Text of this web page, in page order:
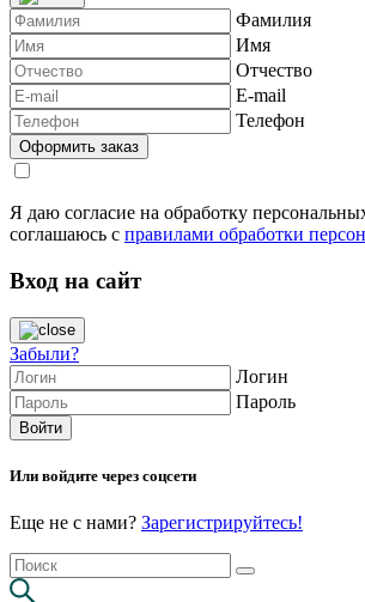
Фамилия
Имя
Отчество
E-mail
Телефон
Я даю согласие на обработку
соглашаюсь с правилами обработки
Вход на сайт
Забыли?
Логин
Пароль
Или войдите через соцсети
Еще не с нами? Зарегистрируйтесь!